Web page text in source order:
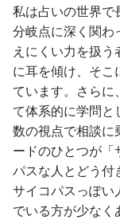
私は占いの世界で
分岐点に深く関わ
えにくい力を扱
に耳を傾け、そこ
ています。さらに
て体系的に学問
数の視点で相談に
ードのひとつが「
パスな人とどう付
サイコパスっぽい
でいる方が少なく